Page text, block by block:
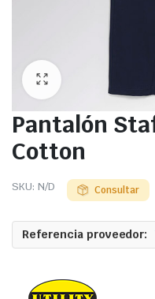
Pantalón
Cotton
SKU: N/D Consultar
Referencia proveedor: